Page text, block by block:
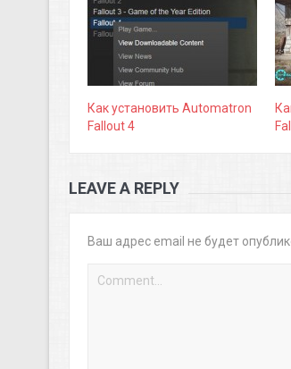
Как установить Automatron
Fallout 4
LEAVE A REPLY
Ваш адрес email не будет